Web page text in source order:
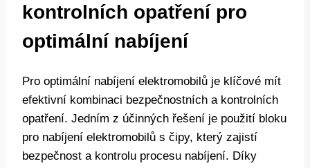
kontrolních opatření pro
optimální nabíjení
Pro optimální nabíjení elektromobilů je klíčové mít
efektivní kombinaci bezpečnostních a kontrolních
opatření. Jedním z účinných řešení je použití bloku
pro nabíjení elektromobilů s čipy, který zajistí
bezpečnost a kontrolu procesu nabíjení. Díky